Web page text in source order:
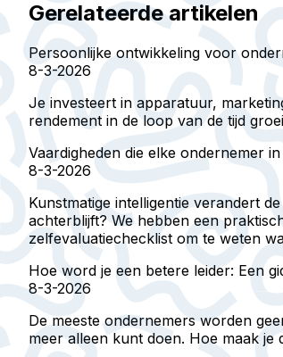
Gerelateerde artikelen
Persoonlijke ontwikkeling voor
8-3-2026
Je investeert in apparatuur,
rendement in de loop van de tijd
Vaardigheden die elke ondernemer
8-3-2026
Kunstmatige intelligentie verandert
achterblijft? We hebben een
zelfevaluatiechecklist om te weten
Hoe word je een betere leider: Een
8-3-2026
De meeste ondernemers worden
meer alleen kunt doen. Hoe maak